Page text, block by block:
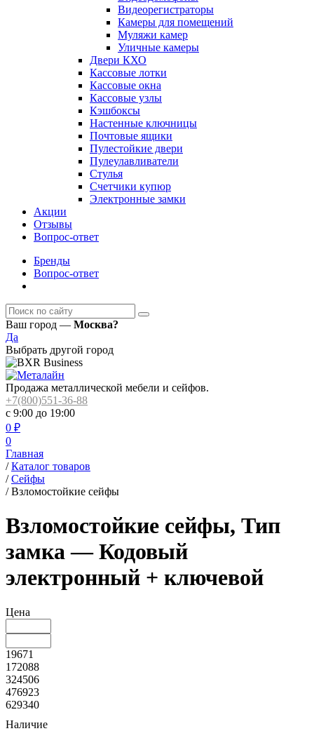
Видеорегистраторы
Камеры для помещений
Муляжи камер
Уличные камеры
Двери КХО
Кассовые лотки
Кассовые окна
Кассовые узлы
Кэшбоксы
Настенные ключницы
Почтовые ящики
Пулестойкие двери
Пулеулавливатели
Стулья
Счетчики купюр
Электронные замки
Акции
Отзывы
Вопрос-ответ
Бренды
Вопрос-ответ
Ваш город — Москва?
Да
Выбрать другой город
Продажа металлической мебели и сейфов.
+7(800)551-36-88
с 9:00 до 19:00
0 ₽
0
Главная
/ Каталог товаров
/ Сейфы
/ Взломостойкие сейфы
Взломостойкие сейфы, Тип
замка — Кодовый
электронный + ключевой
Цена
19671
172088
324506
476923
629340
Наличие